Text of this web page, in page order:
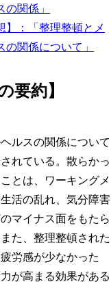
の関係」
】：「整理整頓とメ
の関係について」
要約】
ルスの関係について
れている。散らかっ
とは、ワーキングメ
活の乱れ、気分障害
マイナス面をもたら
た、整理整頓された
労感が少なかった
が高まる効果がある